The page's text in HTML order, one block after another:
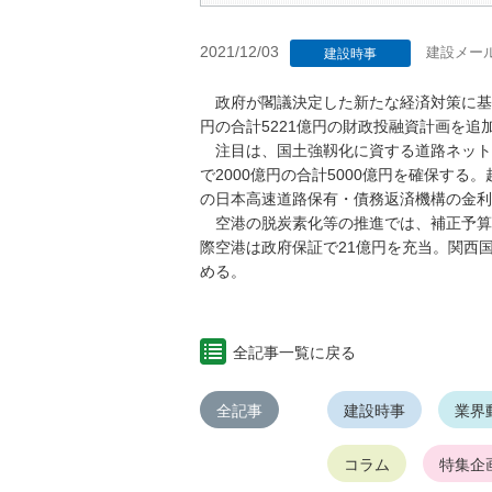
2021/12/03 建設時事 建設メー
政府が閣議決定した新たな経済対策に
円の合計5221億円の財政投融資計画を追
注目は、国土強靱化に資する道路ネッ
で2000億円の合計5000億円を確保する
の日本高速道路保有・債務返済機構の金
空港の脱炭素化等の推進では、補正予
際空港は政府保証で21億円を充当。関西
める。
全記事一覧に戻る
全記事 建設時事 業界
コラム 特集企